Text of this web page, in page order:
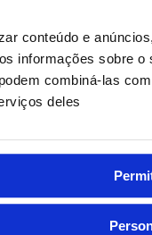
conteúdo e
informações sobre
combiná-las
deles